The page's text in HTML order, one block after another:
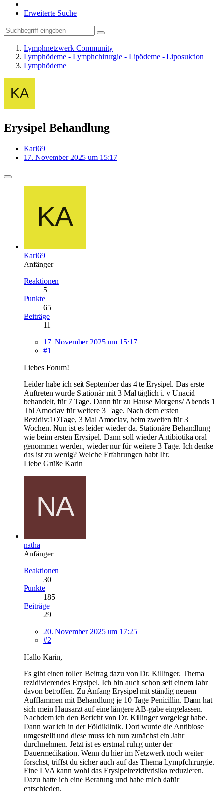
Erweiterte Suche
Lymphnetzwerk Community
Lymphödeme - Lymphchirurgie - Lipödeme - Liposuktion
Lymphödeme
Erysipel Behandlung
Kari69
17. November 2025 um 15:17
Kari69
Anfänger
Reaktionen
5
Punkte
65
Beiträge
11
17. November 2025 um 15:17
#1
Liebes Forum!
Leider habe ich seit September das 4 te Erysipel. Das erste
Auftreten wurde Stationär mit 3 Mal täglich i. v Unacid
behandelt, für 7 Tage. Dann für zu Hause Morgens/ Abends 1
Tbl Amoclav für weitere 3 Tage. Nach dem ersten
Rezidiv:1OTage, 3 Mal Amoclav, beim zweiten für 3
Wochen. Nun ist es leider wieder da. Stationäre Behandlung
wie beim ersten Erysipel. Dann soll wieder Antibiotika oral
genommen werden, wieder nur für weitere 3 Tage. Ich denke
das ist zu wenig? Welche Erfahrungen habt Ihr.
Liebe Grüße Karin
natha
Anfänger
Reaktionen
30
Punkte
185
Beiträge
29
20. November 2025 um 17:25
#2
Hallo Karin,
Es gibt einen tollen Beitrag dazu von Dr. Killinger. Thema
rezidivierendes Erysipel. Ich bin auch schon seit einem Jahr
davon betroffen. Zu Anfang Erysipel mit ständig neuem
Aufflammen mit Behandlung je 10 Tage Penicillin. Dann hat
sich mein Hausarzt auf eine längere AB-gabe eingelassen.
Nachdem ich den Bericht von Dr. Killinger vorgelegt habe.
Dann war ich in der Földiklinik. Dort wurde die Antibiose
umgestellt und diese muss ich nun zunächst ein Jahr
durchnehmen. Jetzt ist es erstmal ruhig unter der
Dauermedikation. Wenn du hier im Netzwerk noch weiter
forschst, triffst du sicher auch auf das Thema Lympfchirurgie.
Eine LVA kann wohl das Erysipelrezidivrisiko reduzieren.
Dazu hatte ich eine Beratung und habe mich dafür
entschieden.